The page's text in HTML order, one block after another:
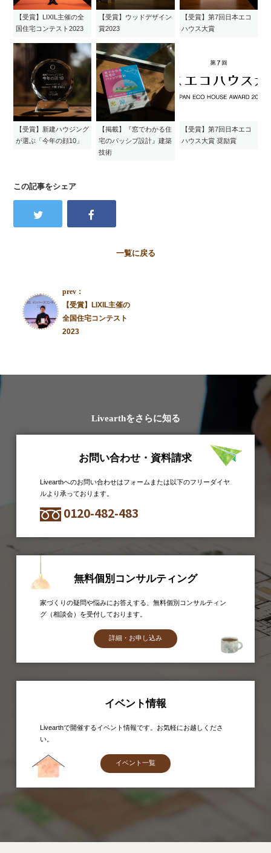
【受賞】LIXIL主催の全
国住宅コンテスト2023
【受賞】ウッドデザイン
賞2023
【受賞】第7回日本エコ
ハウス大賞
【受賞】新建ハウジング
が選ぶ「今年の顔10」
【掲載】『窓でわかる住
宅のパッシブ設計』建築
技術
【受賞】第7回日本エコ
ハウス大賞 奨励賞
この記事をシェア
一覧に戻る
prev：
【受賞】LIXIL主催の
全国住宅コンテスト
2023
Livearthをさらに知る
お問い合わせ・資料請求
Livearthへのお問い合わせはフォームまたは以下のフリーダイヤ
ルより承っております。
0120-482-483
無料個別コンサルティング
家づくりの疑問や悩みにお答えする、無料個別コンサルティン
グ（相談会）を受付しております。
詳細・お申し込み
イベント情報
Livearthで開催するイベント情報です。お気軽にお越しくださ
い。
イベント一覧